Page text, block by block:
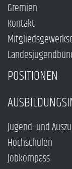
Gremien
Kontakt
POSITIONEN
Jugend- und
Hochschulen
Jobkompass